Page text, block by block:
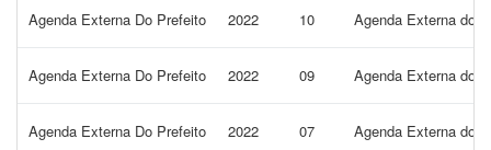
Agenda Externa Do Prefeito 2022 10 Agenda Externa do
Agenda Externa Do Prefeito 2022 09 Agenda Externa do
Agenda Externa Do Prefeito 2022 07 Agenda Externa do